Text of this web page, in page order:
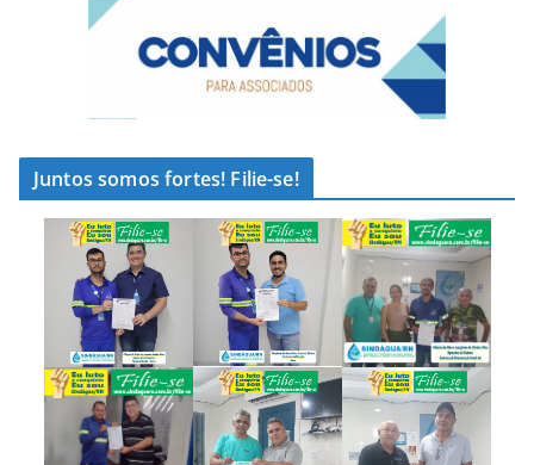
Juntos somos fortes! Filie-se!